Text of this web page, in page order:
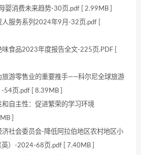
消费未来趋势-30页.pdf [ 2.99MB ]
服务系列2024年9月-32页.pdf [
食品2023年度报告全文-225页.PDF [
游零售业的重要推手——科尔尼全球旅游
54页.pdf [ 8.39MB ]
自主性：促进繁荣的学习环境
]
社会委员会-降低阿拉伯地区农村地区小
）-2024-68页.pdf [ 7.40MB ]